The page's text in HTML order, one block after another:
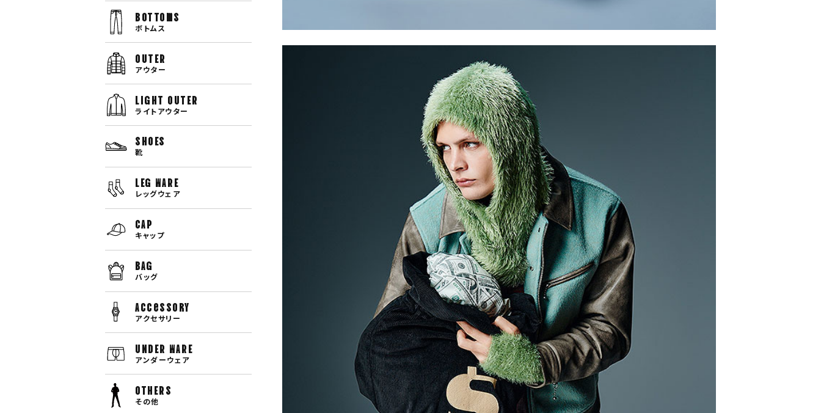
bottoms
ボトムス
OUTER
アウター
LIGHT OUTER
ライトアウター
SHOES
靴
LEG WARE
レッグウェア
CAP
キャップ
BAG
バッグ
Accessory
アクセサリー
UNDER WARE
アンダーウェア
OTHERS
その他